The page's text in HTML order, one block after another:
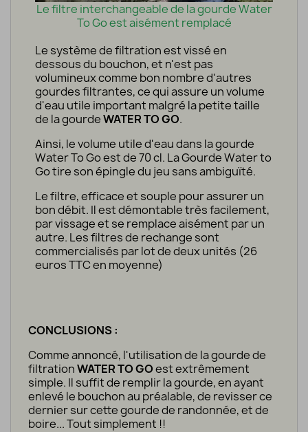
Le filtre interchangeable de la gourde Water
To Go est aisément remplacé
Le système de filtration est vissé en
dessous du bouchon, et n'est pas
volumineux comme bon nombre d'autres
gourdes filtrantes, ce qui assure un volume
d'eau utile important malgré la petite taille
de la gourdeWATER TO GO.
Ainsi, le volume utile d'eau dans la gourde
Water To Go est de 70 cl. La Gourde Water to
Go tire son épingle du jeu sans ambiguïté.
Le filtre, efficace et souple pour assurer un
bon débit. Il est démontable très facilement,
par vissage et se remplace aisément par un
autre. Les filtres de rechange sont
commercialisés par lot de deux unités (26
euros TTC en moyenne)
CONCLUSIONS :
Comme annoncé, l'utilisation de la gourde de
filtrationWATER TO GOest extrêmement
simple. Il suffit de remplir la gourde, en ayant
enlevé le bouchon au préalable, de revisser ce
dernier sur cette gourde de randonnée, et de
boire... Tout simplement !!